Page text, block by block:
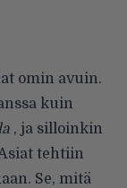
omin avuin.
kuin
, ja silloinkin
tehtiin
Se, mitä